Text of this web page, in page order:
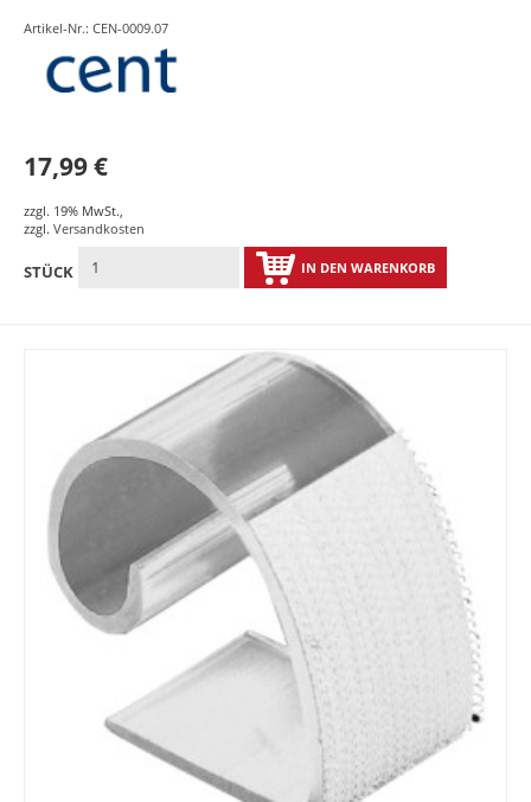
Artikel-Nr.: CEN-0009.07
17,99 €
zzgl. 19% MwSt.
zzgl. Versandkosten
STÜCK IN DEN WARENKORB